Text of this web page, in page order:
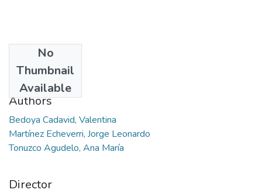
No
Thumbnail
Available
2019
Authors
Bedoya Cadavid, Valentina
Martínez Echeverri, Jorge Leonardo
Tonuzco Agudelo, Ana María
Director